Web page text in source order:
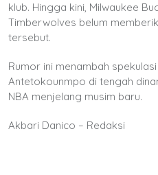
klub. Hingga kini, Milwaukee
Timberwolves belum
tersebut.
Rumor ini menambah
Antetokounmpo di tengah
NBA menjelang musim baru.
Akbari Danico – Redaksi